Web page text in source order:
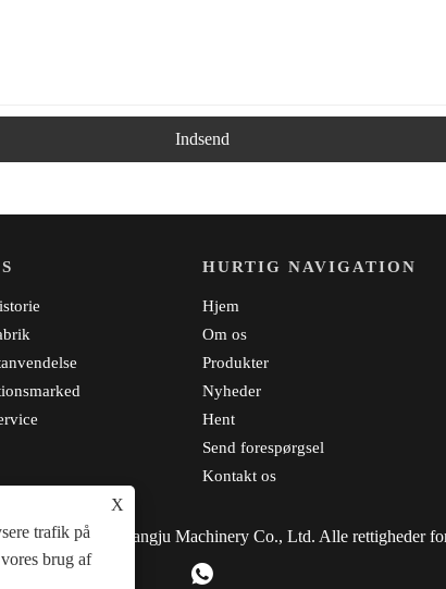
Indsend
X
trafik på
brug af
HURTIG NAVIGATION
Hjem
Om os
Produkter
Nyheder
Hent
Send forespørgsel
Kontakt os
Zhangjiagang Kangju Machinery Co., Ltd. Alle rettigheder